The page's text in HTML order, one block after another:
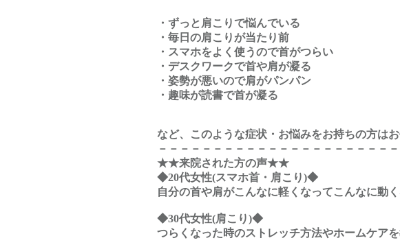
・ずっと肩こりで悩んでいる
・毎日の肩こりが当たり前
・スマホをよく使うので首がつらい
・デスクワークで首や肩が凝る
・姿勢が悪いので肩がパンパン
・趣味が読書で首が凝る
など、このような症状・お悩みをお持ちの方はお
－－－－－－－－－－－－－－－－－－－－－
★★来院された方の声★★
◆20代女性(スマホ首・肩こり)◆
自分の首や肩がこんなに軽くなってこんなに動
◆30代女性(肩こり)◆
つらくなった時のストレッチ方法やホームケア